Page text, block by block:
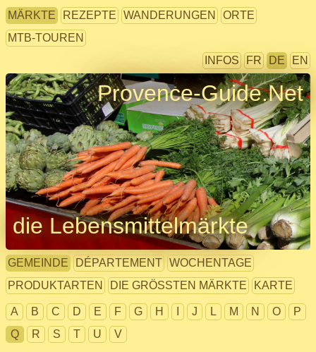
MÄRKTE REZEPTE WANDERUNGEN
ORTE
MTB-TOUREN
INFOS
FR DE EN
Provence-Guide.Net
die Lebensmittelmärkte
GEMEINDE DÉPARTEMENT WOCHENTAGE
PRODUKTARTEN
DIE GRÖSSTEN MÄRKTE KARTE
A B C D E F G H J L M N O
P
Q
R S T U V